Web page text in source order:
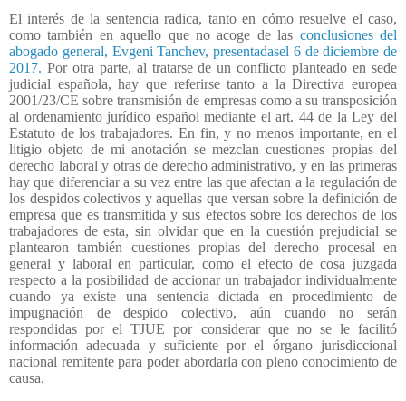
El interés de la sentencia radica, tanto en cómo resuelve el caso,
como también en aquello que no acoge de las conclusiones del
abogado general, Evgeni Tanchev, presentadasel 6 de diciembre de
2017. Por otra parte, al tratarse de un conflicto planteado en sede
judicial española, hay que referirse tanto a la Directiva europea
2001/23/CE sobre transmisión de empresas como a su transposición
al ordenamiento jurídico español mediante el art. 44 de la Ley del
Estatuto de los trabajadores. En fin, y no menos importante, en el
litigio objeto de mi anotación se mezclan cuestiones propias del
derecho laboral y otras de derecho administrativo, y en las primeras
hay que diferenciar a su vez entre las que afectan a la regulación de
los despidos colectivos y aquellas que versan sobre la definición de
empresa que es transmitida y sus efectos sobre los derechos de los
trabajadores de esta, sin olvidar que en la cuestión prejudicial se
plantearon también cuestiones propias del derecho procesal en
general y laboral en particular, como el efecto de cosa juzgada
respecto a la posibilidad de accionar un trabajador individualmente
cuando ya existe una sentencia dictada en procedimiento de
impugnación de despido colectivo, aún cuando no serán
respondidas por el TJUE por considerar que no se le facilitó
información adecuada y suficiente por el órgano jurisdiccional
nacional remitente para poder abordarla con pleno conocimiento de
causa.